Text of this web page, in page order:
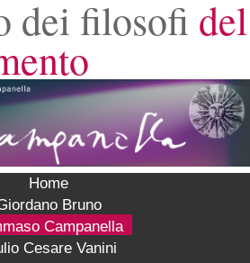
dei filosofi del
Home
Bruno
Campanella
Cesare Vanini